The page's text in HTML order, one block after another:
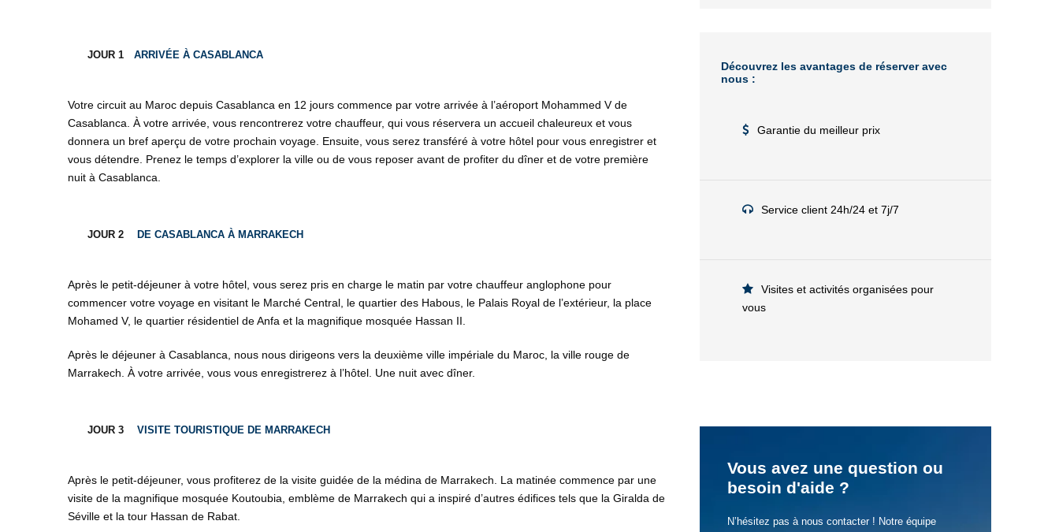
Découvrez les avantages de réserver avec
nous :
Garantie du meilleur prix
Service client 24h/24 et 7j/7
Visites et activités organisées pour
vous
Vous avez une question ou
besoin d'aide ?
N’hésitez pas à nous contacter ! Notre équipe
JOUR 1 ARRIVÉE À CASABLANCA
Votre circuit au Maroc depuis Casablanca en 12 jours commence par votre arrivée à l’aéroport Mohammed V de
Casablanca. À votre arrivée, vous rencontrerez votre chauffeur, qui vous réservera un accueil chaleureux et vous
donnera un bref aperçu de votre prochain voyage. Ensuite, vous serez transféré à votre hôtel pour vous enregistrer et
vous détendre. Prenez le temps d’explorer la ville ou de vous reposer avant de profiter du dîner et de votre première
nuit à Casablanca.
JOUR 2 DE CASABLANCA À MARRAKECH
Après le petit-déjeuner à votre hôtel, vous serez pris en charge le matin par votre chauffeur anglophone pour
commencer votre voyage en visitant le Marché Central, le quartier des Habous, le Palais Royal de l’extérieur, la place
Mohamed V, le quartier résidentiel de Anfa et la magnifique mosquée Hassan II.
Après le déjeuner à Casablanca, nous nous dirigeons vers la deuxième ville impériale du Maroc, la ville rouge de
Marrakech. À votre arrivée, vous vous enregistrerez à l’hôtel. Une nuit avec dîner.
JOUR 3 VISITE TOURISTIQUE DE MARRAKECH
Après le petit-déjeuner, vous profiterez de la visite guidée de la médina de Marrakech. La matinée commence par une
visite de la magnifique mosquée Koutoubia, emblème de Marrakech qui a inspiré d’autres édifices tels que la Giralda de
Séville et la tour Hassan de Rabat.